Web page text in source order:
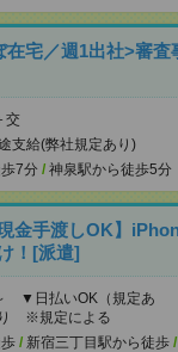
在宅／週1出社>審査
交
支給(弊社規定あり)
7分 / 神泉駅から徒歩5分
金手渡しOK】
！[派遣]
▼日払いOK（規定あ
※規定による
/ 新宿三丁目駅から徒歩 /